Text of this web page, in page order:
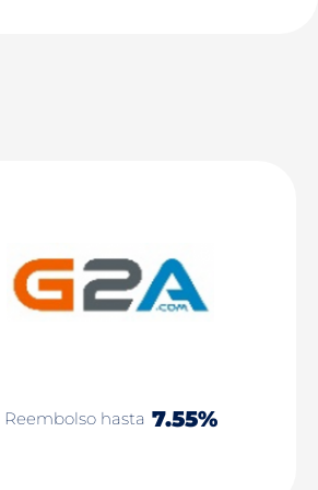
Reembolso hasta 7.55%